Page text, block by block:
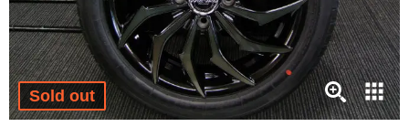
19インチ：冬タイヤホイール
20インチ：冬タイヤホイール
夏タイヤホイール
Sold out